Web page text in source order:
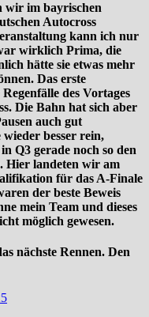
wir im bayrischen
Autocross
kann ich nur
wirklich Prima, die
hätte sie etwas mehr
Das erste
des Vortages
Die Bahn hat sich aber
auch gut
besser rein,
Q3 gerade noch so den
Hier landeten wir am
für das A-Finale
der beste Beweis
mein Team und dieses
möglich gewesen.
nächste Rennen. Den